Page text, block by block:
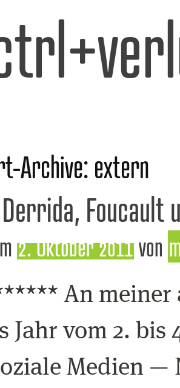
Archive:extern
Foucault
2. Oktober 2011von
An meiner
Jahr vom 2. bis
Medien —